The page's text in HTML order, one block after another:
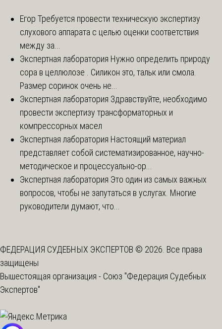
Егор Требуется провести техническую экспертизу
слухового аппарата с целью оценки соответствия
между за...
Экспертная лаборатория Нужно определить природу
сора в целлюлозе . Силикон это, тальк или смола.
Размер соринок очень не...
Экспертная лаборатория Здравствуйте, необходимо
провести экспертизу трансформаторных и
компрессорных масел
Экспертная лаборатория Настоящий материал
представляет собой систематизированное, научно-
методическое и процессуально-ор...
Экспертная лаборатория Это один из самых важных
вопросов, чтобы не запутаться в услугах. Многие
руководители думают, что...
ФЕДЕРАЦИЯ СУДЕБНЫХ ЭКСПЕРТОВ © 2026. Все права
защищены
Вышестоящая организация - Союз "Федерация Судебных
Экспертов"